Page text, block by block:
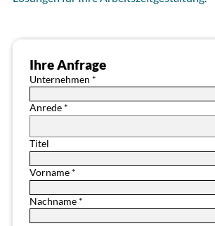
Ihre Anfrage
Unternehmen *
Anrede *
Titel
Vorname *
Nachname *